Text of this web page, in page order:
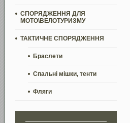
СПОРЯДЖЕННЯ ДЛЯ
МОТО\ВЕЛОТУРИЗМУ
ТАКТИЧНЕ СПОРЯДЖЕННЯ
Браслети
Спальні мішки, тенти
Фляги